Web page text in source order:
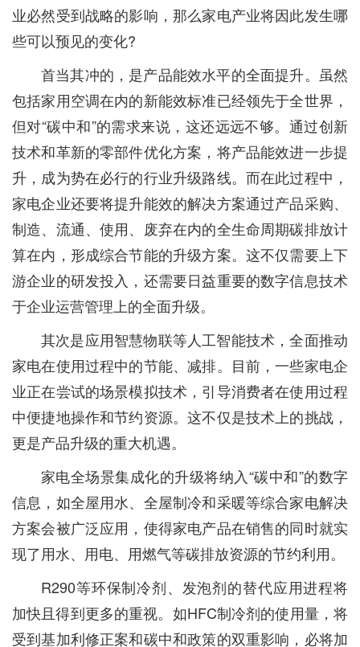
业必然受到战略的影响，那么家电产业将因此发生哪
些可以预见的变化?
首当其冲的，是产品能效水平的全面提升。虽然
包括家用空调在内的新能效标准已经领先于全世界，
但对“碳中和”的需求来说，这还远远不够。通过创新
技术和革新的零部件优化方案，将产品能效进一步提
升，成为势在必行的行业升级路线。而在此过程中，
家电企业还要将提升能效的解决方案通过产品采购、
制造、流通、使用、废弃在内的全生命周期碳排放计
算在内，形成综合节能的升级方案。这不仅需要上下
游企业的研发投入，还需要日益重要的数字信息技术
于企业运营管理上的全面升级。
其次是应用智慧物联等人工智能技术，全面推动
家电在使用过程中的节能、减排。目前，一些家电企
业正在尝试的场景模拟技术，引导消费者在使用过程
中便捷地操作和节约资源。这不仅是技术上的挑战，
更是产品升级的重大机遇。
家电全场景集成化的升级将纳入“碳中和”的数字
信息，如全屋用水、全屋制冷和采暖等综合家电解决
方案会被广泛应用，使得家电产品在销售的同时就实
现了用水、用电、用燃气等碳排放资源的节约利用。
R290等环保制冷剂、发泡剂的替代应用进程将
加快且得到更多的重视。如HFC制冷剂的使用量，将
受到基加利修正案和碳中和政策的双重影响，必将加